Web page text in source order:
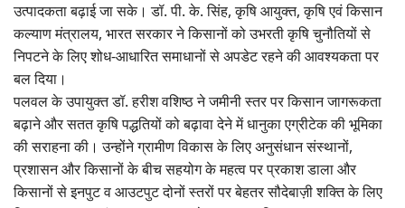
उत्पादकता बढ़ाई जा सके। डॉ. पी. के. सिंह, कृषि आयुक्त, कृषि एवं किसान
कल्याण मंत्रालय, भारत सरकार ने किसानों को उभरती कृषि चुनौतियों से
निपटने के लिए शोध-आधारित समाधानों से अपडेट रहने की आवश्यकता पर
बल दिया।
पलवल के उपायुक्त डॉ. हरीश वशिष्ठ ने जमीनी स्तर पर किसान जागरूकता
बढ़ाने और सतत कृषि पद्धतियों को बढ़ावा देने में धानुका एग्रीटेक की भूमिका
की सराहना की। उन्होंने ग्रामीण विकास के लिए अनुसंधान संस्थानों,
प्रशासन और किसानों के बीच सहयोग के महत्व पर प्रकाश डाला और
किसानों से इनपुट व आउटपुट दोनों स्तरों पर बेहतर सौदेबाज़ी शक्ति के लिए